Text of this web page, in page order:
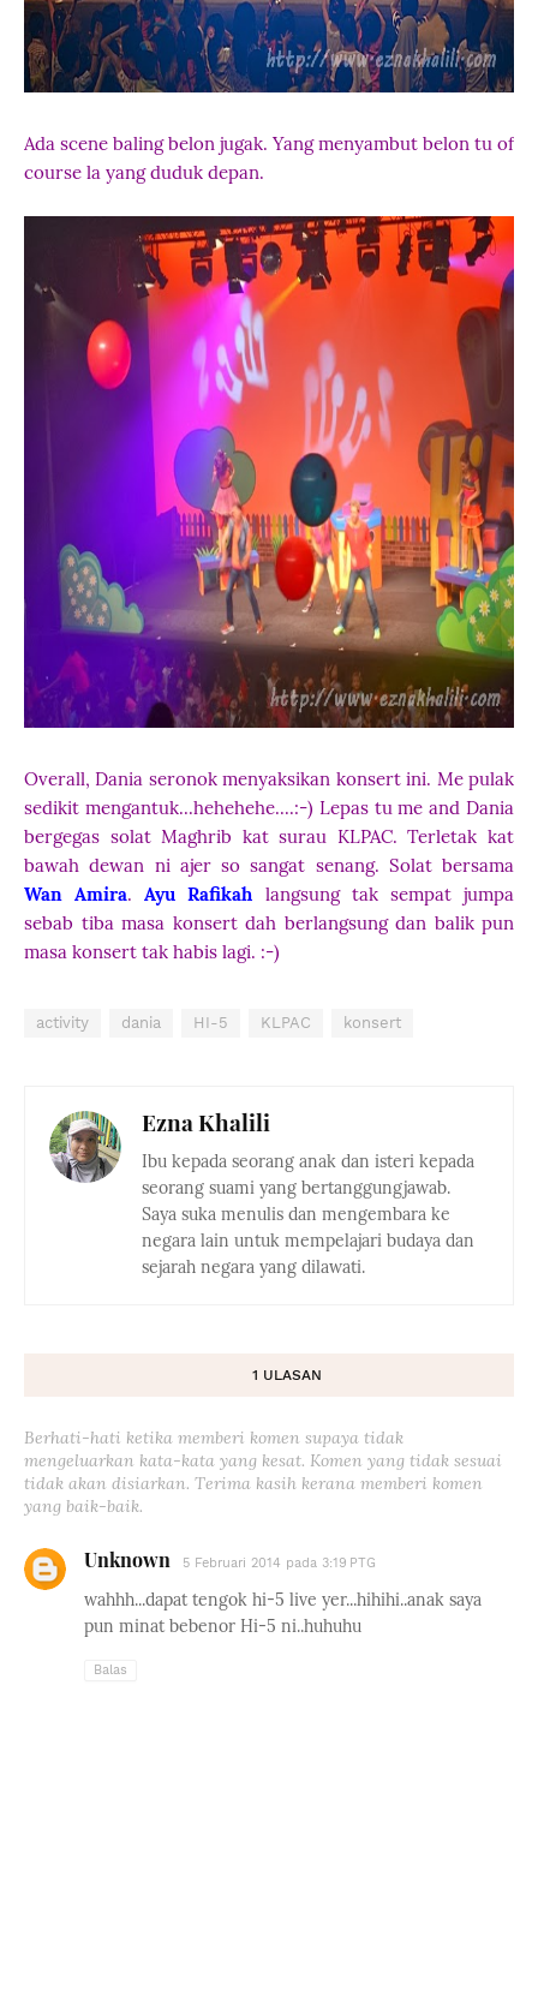
Ada scene baling belon jugak. Yang menyambut belon tu of
course la yang duduk depan.
Overall, Dania seronok menyaksikan konsert ini. Me pulak
sedikit mengantuk...hehehehe....:-) Lepas tu me and Dania
bergegas solat Maghrib kat surau KLPAC. Terletak kat
bawah dewan ni ajer so sangat senang. Solat bersama
Wan Amira.Ayu Rafikah langsung tak sempat jumpa
sebab tiba masa konsert dah berlangsung dan balik pun
masa konsert tak habis lagi. :-)
activity dania HI-5 KLPAC konsert
Ezna Khalili
Ibu kepada seorang anak dan isteri kepada
seorang suami yang bertanggungjawab.
Saya suka menulis dan mengembara ke
negara lain untuk mempelajari budaya dan
sejarah negara yang dilawati.
1 ULASAN
Berhati-hati ketika memberi komen supaya tidak
mengeluarkan kata-kata yang kesat. Komen yang tidak sesuai
tidak akan disiarkan. Terima kasih kerana memberi komen
yang baik-baik.
Unknown 5 Februari 2014 pada 3:19 PTG
wahhh...dapat tengok hi-5 live yer...hihihi..anak saya
pun minat bebenor Hi-5 ni..huhuhu
Balas